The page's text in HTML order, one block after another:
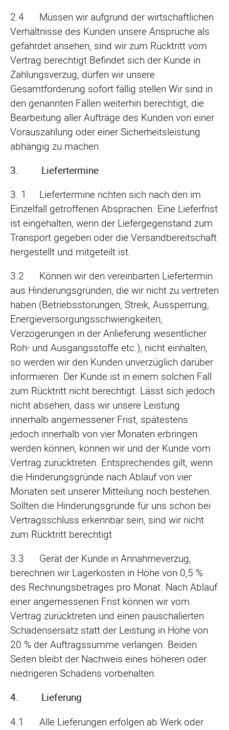
2.4 Müssen wir aufgrund der wirtschaftlichen
Verhältnisse des Kunden unsere Ansprüche als
gefährdet ansehen, sind wir zum Rücktritt vom
Vertrag berechtigt Befindet sich der Kunde in
Zahlungsverzug, dürfen wir unsere
Gesamtforderung sofort fällig stellen Wir sind in
den genannten Fällen weiterhin berechtigt, die
Bearbeitung aller Aufträge des Kunden von einer
Vorauszahlung oder einer Sicherheitsleistung
abhängig zu machen.
3. Liefertermine
3. 1 Liefertermine richten sich nach den im
Einzelfall getroffenen Absprachen. Eine Lieferfrist
ist eingehalten, wenn der Liefergegenstand zum
Transport gegeben oder die Versandbereitschaft
hergestellt und mitgeteilt ist.
3.2 Können wir den vereinbarten Liefertermin
aus Hinderungsgründen, die wir nicht zu vertreten
haben (Betriebsstörungen, Streik, Aussperrung,
Energieversorgungsschwierigkeiten,
Verzögerungen in der Anlieferung wesentlicher
Roh- und Ausgangsstoffe etc.), nicht einhalten,
so werden wir den Kunden unverzüglich darüber
informieren. Der Kunde ist in einem solchen Fall
zum Rücktritt nicht berechtigt. Lässt sich jedoch
nicht absehen, dass wir unsere Leistung
innerhalb angemessener Frist, spätestens
jedoch innerhalb von vier Monaten erbringen
werden können, können wir und der Kunde vom
Vertrag zurücktreten. Entsprechendes gilt, wenn
die Hinderungsgründe nach Ablauf von vier
Monaten seit unserer Mitteilung noch bestehen.
Sollten die Hinderungsgründe für uns schon bei
Vertragsschluss erkennbar sein, sind wir nicht
zum Rücktritt berechtigt
3.3 Gerät der Kunde in Annahmeverzug,
berechnen wir Lagerkosten in Höhe von 0,5 %
des Rechnungsbetrages pro Monat. Nach Ablauf
einer angemessenen Frist können wir vom
Vertrag zurücktreten und einen pauschalierten
Schadensersatz statt der Leistung in Höhe von
20 % der Auftragssumme verlangen. Beiden
Seiten bleibt der Nachweis eines höheren oder
niedrigeren Schadens vorbehalten.
4. Lieferung
4.1 Alle Lieferungen erfolgen ab Werk oder